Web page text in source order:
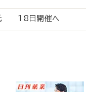
氏 18日開催へ